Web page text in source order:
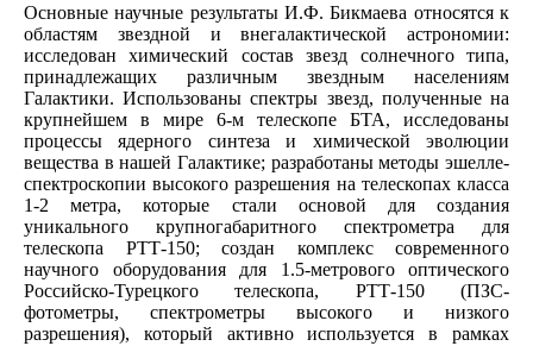
Основные научные результаты И.Ф. Бикмаева относятся к
областям звездной и внегалактической астрономии:
исследован химический состав звезд солнечного типа,
принадлежащих различным звездным населениям
Галактики. Использованы спектры звезд, полученные на
крупнейшем в мире 6-м телескопе БТА, исследованы
процессы ядерного синтеза и химической эволюции
вещества в нашей Галактике; разработаны методы эшелле-
спектроскопии высокого разрешения на телескопах класса
1-2 метра, которые стали основой для создания
уникального крупногабаритного спектрометра для
телескопа РТТ-150; создан комплекс современного
научного оборудования для 1.5-метрового оптического
Российско-Турецкого телескопа, РТТ-150 (ПЗС-
фотометры, спектрометры высокого и низкого
разрешения), который активно используется в рамках